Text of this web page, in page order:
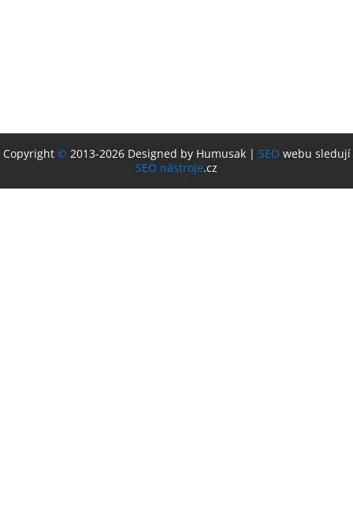
Copyright © 2013-2026 Designed by Humusak | SEO webu sledují
SEO nástroje.cz